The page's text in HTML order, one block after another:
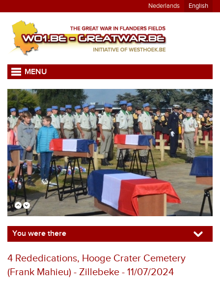
Nederlands English
MENU
You were there
4 Rededications, Hooge Crater Cemetery
(Frank Mahieu) - Zillebeke - 11/07/2024